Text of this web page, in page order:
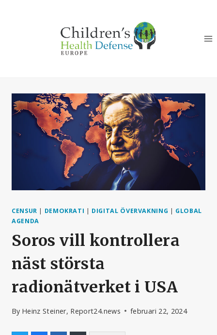
CENSUR | DEMOKRATI | DIGITAL ÖVERVAKNING | GLOBAL
AGENDA
Soros vill kontrollera
näst största
radionätverket i USA
By Heinz Steiner, Report24.news februari 22, 2024